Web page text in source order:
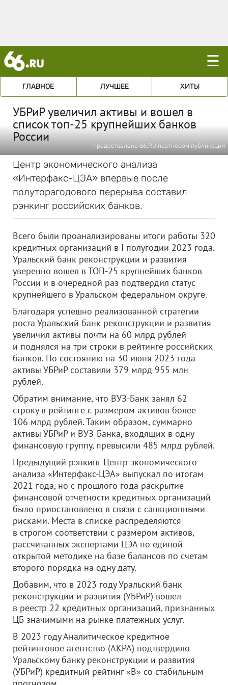
☰
ГЛАВНОЕ ЛУЧШЕЕ ХИТЫ
УБРиР увеличил активы и вошел в
список топ-25 крупнейших банков
России
предоставлено 66.RU партнером публикации
Центр экономического анализа
«Интерфакс-ЦЭА» впервые после
полуторагодового перерыва составил
рэнкинг российских банков.
Всего были проанализированы итоги работы 320
кредитных организаций в I полугодии 2023 года.
Уральский банк реконструкции и развития
уверенно вошел в ТОП-25 крупнейших банков
России и в очередной раз подтвердил статус
крупнейшего в Уральском федеральном округе.
Благодаря успешно реализованной стратегии
роста Уральский банк реконструкции и развития
увеличил активы почти на 60 млрд рублей
и поднялся на три строки в рейтинге российских
банков. По состоянию на 30 июня 2023 года
активы УБРиР составили 379 млрд 955 млн
рублей.
Обратим внимание, что ВУЗ-Банк занял 62
строку в рейтинге с размером активов более
106 млрд рублей. Таким образом, суммарно
активы УБРиР и ВУЗ-Банка, входящих в одну
финансовую группу, превысили 485 млрд рублей.
Предыдущий рэнкинг Центр экономического
анализа «Интерфакс-ЦЭА» выпускал по итогам
2021 года, но с прошлого года раскрытие
финансовой отчетности кредитных организаций
было приостановлено в связи с санкционными
рисками. Места в списке распределяются
в строгом соответствии с размером активов,
рассчитанных экспертами ЦЭА по единой
открытой методике на базе балансов по счетам
второго порядка на одну дату.
Добавим, что в 2023 году Уральский банк
реконструкции и развития (УБРиР) вошел
в реестр 22 кредитных организаций, признанных
ЦБ значимыми на рынке платежных услуг.
В 2023 году Аналитическое кредитное
рейтинговое агентство (АКРА) подтвердило
Уральскому банку реконструкции и развития
(УБРиР) кредитный рейтинг «В» со стабильным